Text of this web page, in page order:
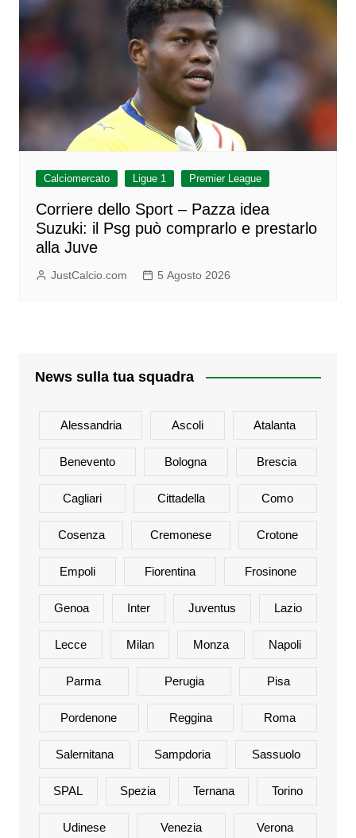
Calciomercato Ligue 1 Premier League
Corriere dello Sport – Pazza idea
Suzuki: il Psg può comprarlo e prestarlo
alla Juve
JustCalcio.com 5 Agosto 2026
News sulla tua squadra
Alessandria Ascoli Atalanta
Benevento Bologna Brescia
Cagliari Cittadella Como
Cosenza Cremonese Crotone
Empoli Fiorentina Frosinone
Genoa Inter Juventus Lazio
Lecce Milan Monza Napoli
Parma Perugia Pisa
Pordenone Reggina Roma
Salernitana Sampdoria Sassuolo
SPAL Spezia Ternana Torino
Udinese Venezia Verona